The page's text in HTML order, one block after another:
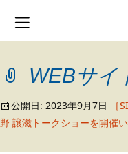
ン
ツ
へ
移
動
WEBサイ
公開日: 2023年9月7日
［
野 譲滋トークショーを開催い